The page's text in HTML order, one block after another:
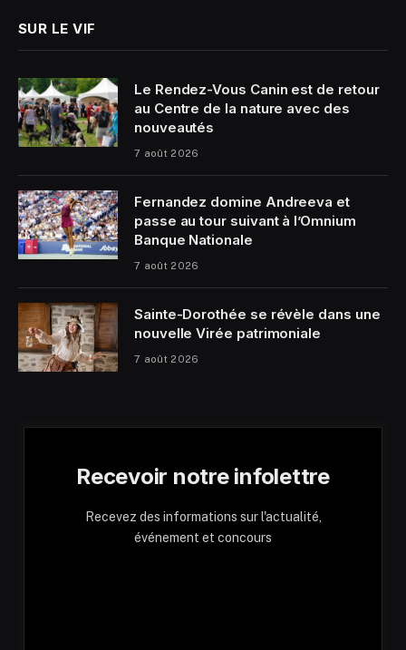
SUR LE VIF
Le Rendez-Vous Canin est de retour
au Centre de la nature avec des
nouveautés
7 août 2026
Fernandez domine Andreeva et
passe au tour suivant à l’Omnium
Banque Nationale
7 août 2026
Sainte-Dorothée se révèle dans une
nouvelle Virée patrimoniale
7 août 2026
Recevoir notre infolettre
Recevez des informations sur l'actualité,
événement et concours